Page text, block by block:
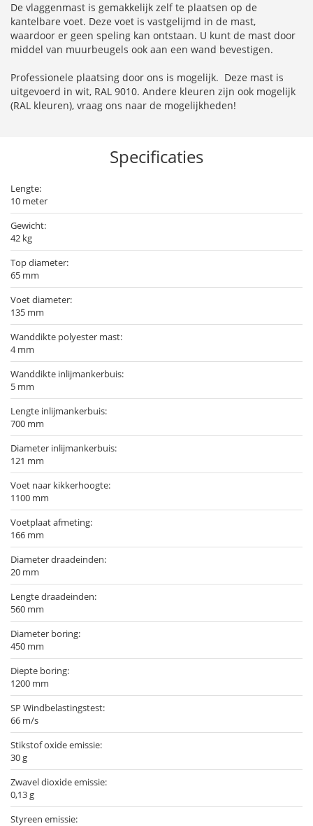
De vlaggenmast is gemakkelijk zelf te plaatsen op de
kantelbare voet. Deze voet is vastgelijmd in de mast,
waardoor er geen speling kan ontstaan. U kunt de mast door
middel van muurbeugels ook aan een wand bevestigen.
Professionele plaatsing door ons is mogelijk. Deze mast is
uitgevoerd in wit, RAL 9010. Andere kleuren zijn ook mogelijk
(RAL kleuren), vraag ons naar de mogelijkheden!
Specificaties
Lengte:
10 meter
Gewicht:
42 kg
Top diameter:
65 mm
Voet diameter:
135 mm
Wanddikte polyester mast:
4 mm
Wanddikte inlijmankerbuis:
5 mm
Lengte inlijmankerbuis:
700 mm
Diameter inlijmankerbuis:
121 mm
Voet naar kikkerhoogte:
1100 mm
Voetplaat afmeting:
166 mm
Diameter draadeinden:
20 mm
Lengte draadeinden:
560 mm
Diameter boring:
450 mm
Diepte boring:
1200 mm
SP Windbelastingstest:
66 m/s
Stikstof oxide emissie:
30 g
Zwavel dioxide emissie:
0,13 g
Styreen emissie: